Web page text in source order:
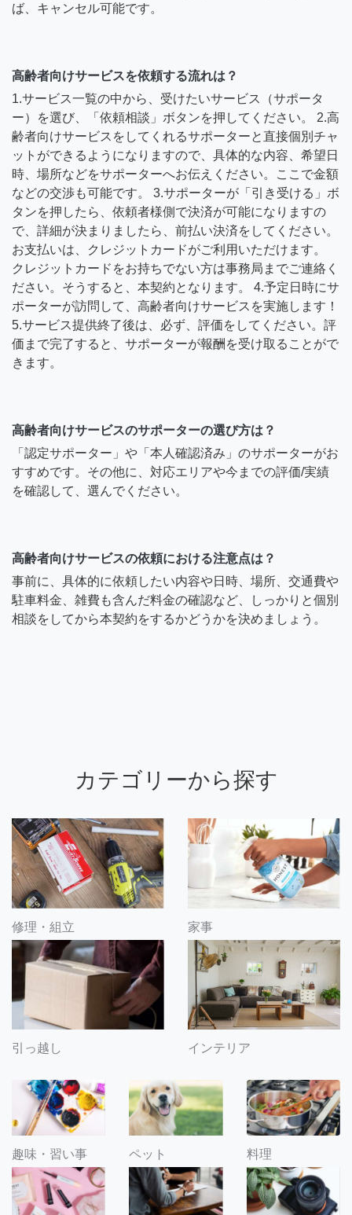
ば、キャンセル可能です。
高齢者向けサービスを依頼する流れは？
1.サービス一覧の中から、受けたいサービス（サポータ
ー）を選び、「依頼相談」ボタンを押してください。 2.高
齢者向けサービスをしてくれるサポーターと直接個別チャ
ットができるようになりますので、具体的な内容、希望日
時、場所などをサポーターへお伝えください。ここで金額
などの交渉も可能です。 3.サポーターが「引き受ける」ボ
タンを押したら、依頼者様側で決済が可能になりますの
で、詳細が決まりましたら、前払い決済をしてください。
お支払いは、クレジットカードがご利用いただけます。
クレジットカードをお持ちでない方は事務局までご連絡く
ださい。そうすると、本契約となります。 4.予定日時にサ
ポーターが訪問して、高齢者向けサービスを実施します！
5.サービス提供終了後は、必ず、評価をしてください。評
価まで完了すると、サポーターが報酬を受け取ることがで
きます。
高齢者向けサービスのサポーターの選び方は？
「認定サポーター」や「本人確認済み」のサポーターがお
すすめです。その他に、対応エリアや今までの評価/実績
を確認して、選んでください。
高齢者向けサービスの依頼における注意点は？
事前に、具体的に依頼したい内容や日時、場所、交通費や
駐車料金、雑費も含んだ料金の確認など、しっかりと個別
相談をしてから本契約をするかどうかを決めましょう。
カテゴリーから探す
修理・組立 家事
引っ越し インテリア
趣味・習い事 ペット 料理